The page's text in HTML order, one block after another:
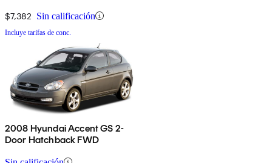
$7,382 Sin calificación
Incluye tarifas de conc.
2008 Hyundai Accent GS 2-
Door Hatchback FWD